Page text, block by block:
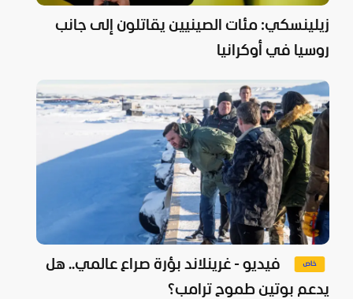
زيلينسكي: مئات الصينيين يقاتلون إلى جانب
روسيا في أوكرانيا
فيديو - غرينلاند بؤرة صراع عالمي.. هل
يدعم بوتين طموح ترامب؟